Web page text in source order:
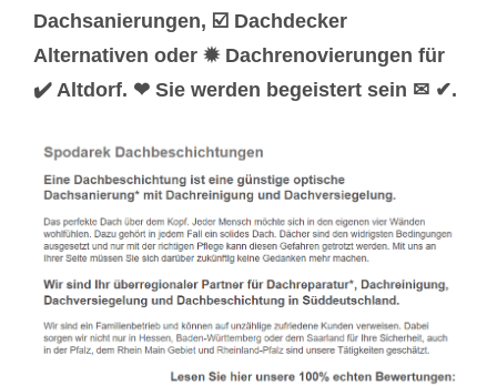
Dachsanierungen, ☑️ Dachdecker
Alternativen oder ✹ Dachrenovierungen für
✔️ Altdorf. ❤ Sie werden begeistert sein ✉ ✔.